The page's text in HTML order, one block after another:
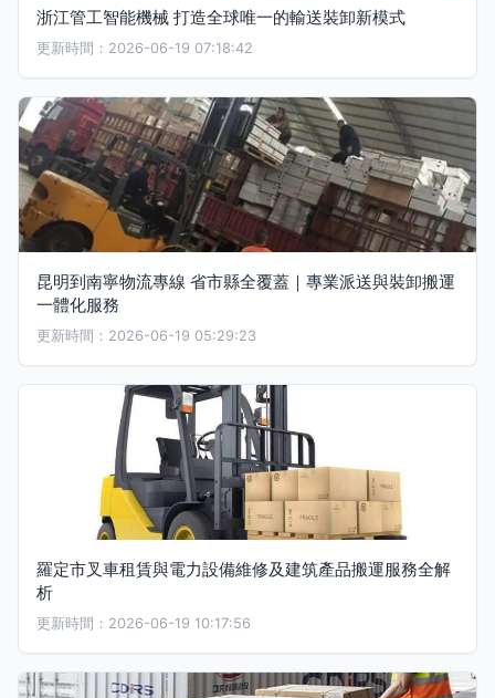
浙江管工智能機械 打造全球唯一的輸送裝卸新模式
更新時間：2026-06-19 07:18:42
昆明到南寧物流專線 省市縣全覆蓋｜專業派送與裝卸搬運
一體化服務
更新時間：2026-06-19 05:29:23
羅定市叉車租賃與電力設備維修及建筑產品搬運服務全解
析
更新時間：2026-06-19 10:17:56